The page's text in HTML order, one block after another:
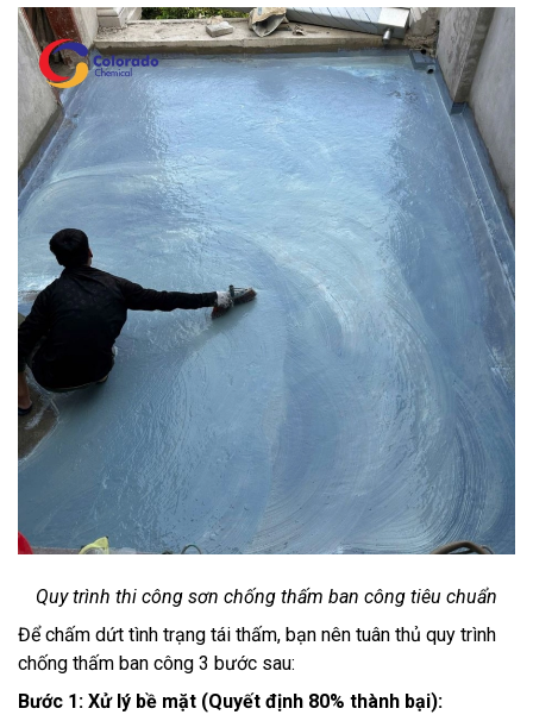
Quy trình thi công sơn chống thấm ban công tiêu chuẩn
Để chấm dứt tình trạng tái thấm, bạn nên tuân thủ quy trình
chống thấm ban công 3 bước sau:
Bước 1: Xử lý bề mặt (Quyết định 80% thành bại):